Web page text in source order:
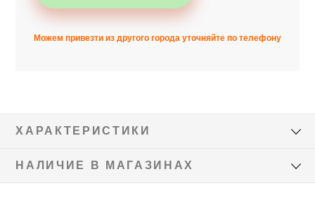
Можем привезти из другого города уточняйте по телефону
ХАРАКТЕРИСТИКИ
НАЛИЧИЕ В МАГАЗИНАХ